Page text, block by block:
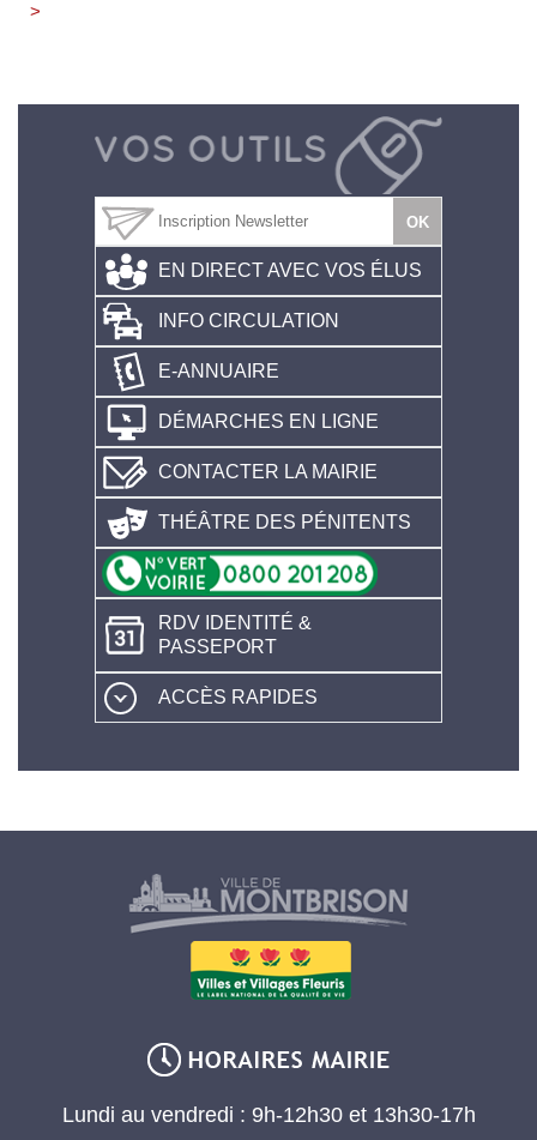
>
EN DIRECT AVEC VOS ÉLUS
INFO CIRCULATION
E-ANNUAIRE
DÉMARCHES EN LIGNE
CONTACTER LA MAIRIE
THÉÂTRE DES PÉNITENTS
RDV IDENTITÉ &
PASSEPORT
ACCÈS RAPIDES
Lundi au vendredi : 9h-12h30 et 13h30-17h